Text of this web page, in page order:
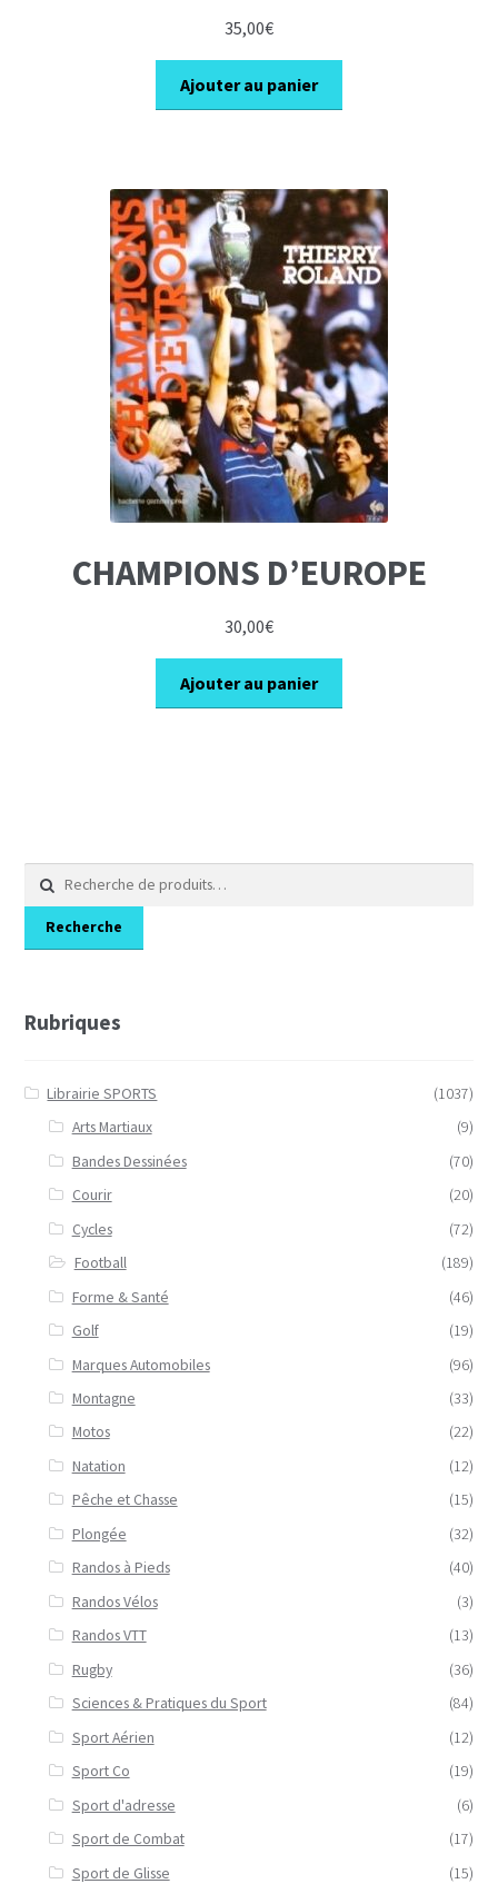
35,00€
Ajouter au panier
CHAMPIONS D’EUROPE
30,00€
Ajouter au panier
pour :
Recherche
Rubriques
Librairie SPORTS
(1037)
Arts Martiaux
(9)
Bandes Dessinées
(70)
Courir
(20)
Cycles
(72)
Football
(189)
Forme & Santé
(46)
Golf
(19)
Marques Automobiles
(96)
Montagne
(33)
Motos
(22)
Natation
(12)
Pêche et Chasse
(15)
Plongée
(32)
Randos à Pieds
(40)
Randos Vélos
(3)
Randos VTT
(13)
Rugby
(36)
Sciences & Pratiques du Sport
(84)
Sport Aérien
(12)
Sport Co
(19)
Sport d'adresse
(6)
Sport de Combat
(17)
Sport de Glisse
(15)